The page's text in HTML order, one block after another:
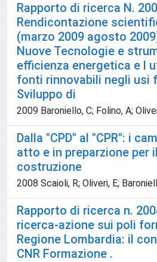
Rapporto di ricerca N.
Rendicontazione
(marzo 2009 agosto
Nuove Tecnologie e
efficienza energetica e l
fonti rinnovabili negli usi
Sviluppo di
2009 Baroniello, C; Folino, A;
Dalla "CPD" al "CPR": i
atto e in preparzione per
costruzione
2008 Scaioli, R; Oliveri, E;
Rapporto di ricerca n.
ricerca-azione sui poli
Regione Lombardia: il
CNR Formazione .